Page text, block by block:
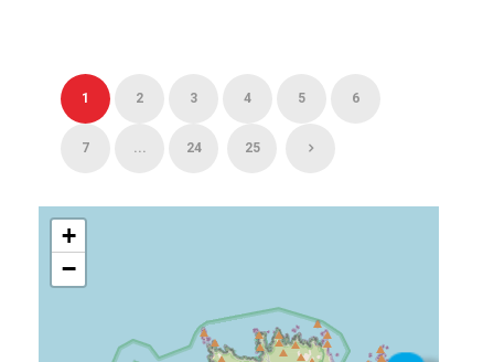
1 2 3 4 5 6
7 ... 24 25
+
−